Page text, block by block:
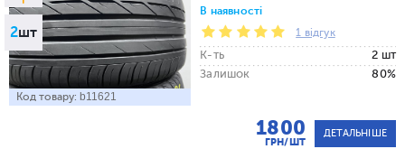
Сезон
Всі
Кількість
Всі
ПІДІБРАТИ
2шт
Код товару: b11621
В наявності
1 відгук
К-ть
2 шт
Залишок
80%
1800
ГРН/ШТ
ДЕТАЛЬНІШЕ